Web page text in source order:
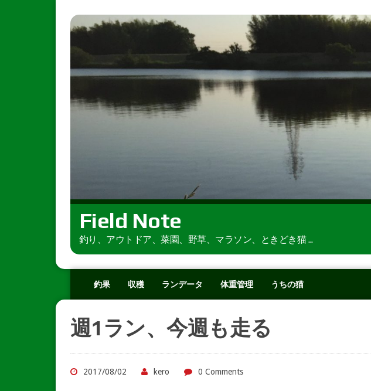
Field Note
釣り、アウトドア、菜園、野草、マラソン、ときどき猫 ...
釣果 収穫 ランデータ 体重管理 うちの猫
週1ラン、今週も走る
2017/08/02 kero 0 Comments